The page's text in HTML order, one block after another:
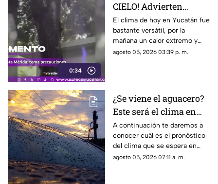
0:34
CIELO! Advierten
continuación de
FUERTES LLUVIAS
HOY en Yucatán
El clima de hoy en Yucatán fue
bastante versátil, por la
mañana un calor extremo y
cerca de las 2 de la tarde, las
agosto 05, 2026 03:39 p. m.
¿Se viene el aguacero?
Este será el clima en
Yucatán HOY miércoles
5 de agosto de 2026
A continuación te daremos a
conocer cuál es el pronóstico
del clima que se espera en
Yucatán durante la jornada de
agosto 05, 2026 07:11 a. m.